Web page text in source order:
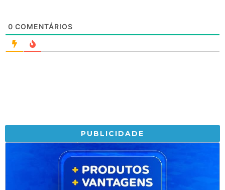
0 COMENTÁRIOS
PUBLICIDADE